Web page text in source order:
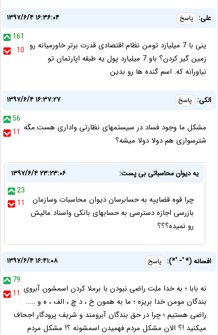
علی: پاسخ
۱۳۹۷/۶/۴ ۱۶:۳۶:۰۴
161
10 ینی با 7 میلیارد تومن نظام اقتصادی قدرت برتر خاورمیانه رو
زمین گیر کردن؟ باو 7 میلیارد پول یه طبقه اپارتمان تو
نیاورانه که. اسم گنده ها رو بدین
الکی: پاسخ
۱۳۹۷/۶/۴ ۱۶:۳۷:۲۷
56
11 مشکل ما وجود فساد در سیستمهای نظارتی واداری هست.مگه
شترسواری هم دولا دولا میشه؟
یه دیوان محاسباتی بی پست:
۱۳۹۷/۶/۴ ۲۳:۲۳:۰۶
23
11
چرا قوه قضاییه به حسابرسان دیوان محاسبات وسازمان
بازرسی اجازه دسترسی به حسابهای بانکی واسناد مالیش
رو نمیده؟؟؟
افسانه (*ﾟｰﾟ*): پاسخ
۱۳۹۷/۶/۴ ۱۶:۴۱:۰۸
79
11 نه بابا ؛ به خدا ملت راضی نبودن با برملا کردن اسمشون آبروی
بندگان مومن خدا بریزه ؛ ما به همون خ ، د چ ، الف ، ه و .....
راضی هستیم ؛ چرا در حق بندگان آبرومند و شریف پرودگار اجحاف
میکنید !؟ الان مشکل مردم فهمیدن اسمشونه ؟! مشکل مردم